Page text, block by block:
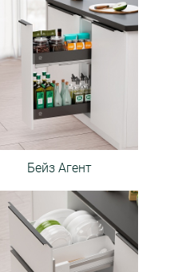
Бейз Агент